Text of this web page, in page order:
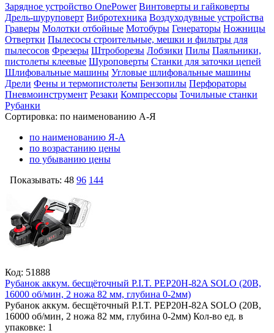
Зарядное устройство OnePower Винтоверты и гайковерты
Дрель-шуруповерт Вибротехника Воздуходувные устройства
Граверы Молотки отбойные Мотобуры Генераторы Ножницы
Отвертки Пылесосы строительные, мешки и фильтры для
пылесосов Фрезеры Штроборезы Лобзики Пилы Паяльники,
пистолеты клеевые Шуроповерты Станки для заточки цепей
Шлифовальные машины Угловые шлифовальные машины
Дрели Фены и термопистолеты Бензопилы Перфораторы
Пневмоинструмент Резаки Компрессоры Точильные станки
Рубанки
Сортировка: по наименованию А-Я
по наименованию Я-А
по возрастанию цены
по убыванию цены
Показывать: 48 96 144
Код: 51888
Рубанок аккум. бесщёточный P.I.T. PEP20H-82A SOLO (20В,
16000 об/мин, 2 ножа 82 мм, глубина 0-2мм)
Рубанок аккум. бесщёточный P.I.T. PEP20H-82A SOLO (20В,
16000 об/мин, 2 ножа 82 мм, глубина 0-2мм) Кол-во ед. в
упаковке: 1